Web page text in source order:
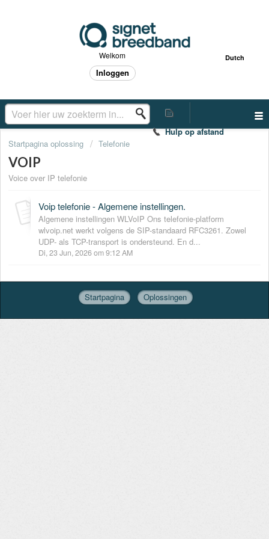
Dutch
Welkom
Inloggen
Hulp op afstand
Startpagina oplossing
Telefonie
VOIP
Voice over IP telefonie
Voip telefonie - Algemene instellingen.
Algemene instellingen WLVoIP Ons telefonie-platform
wlvoip.net werkt volgens de SIP-standaard RFC3261. Zowel
UDP- als TCP-transport is ondersteund. En d...
Di, 23 Jun, 2026 om 9:12 AM
Startpagina Oplossingen